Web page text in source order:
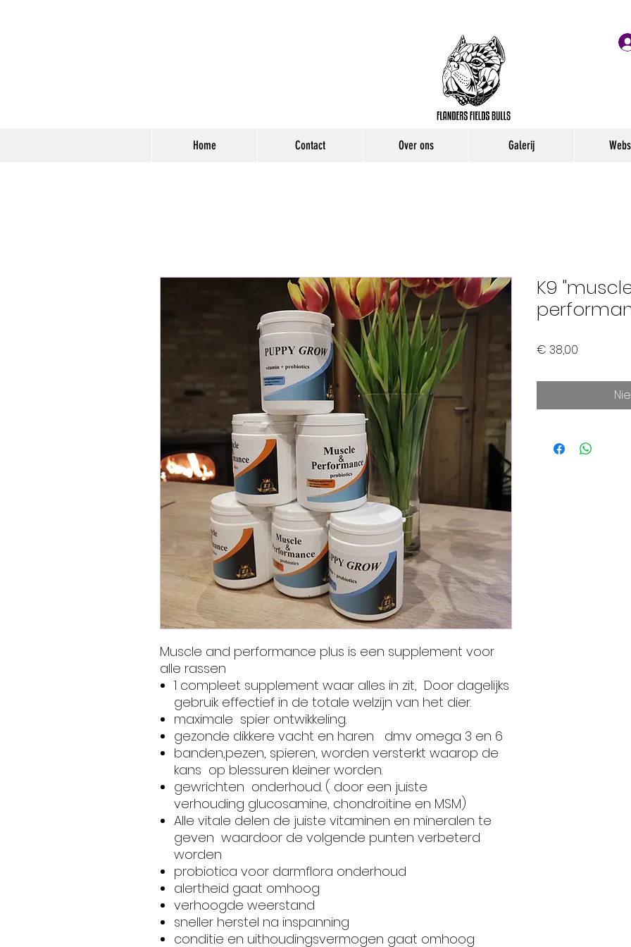
Home Contact Over ons Galerij
Muscle and performance plus is een supplement voor
alle rassen
1 compleet supplement waar alles in zit, Door dagelijks
gebruik effectief in de totale welzijn van het dier.
maximale spier ontwikkeling.
gezonde dikkere vacht en haren dmv omega 3 en 6
banden,pezen, spieren, worden versterkt waarop de
kans op blessuren kleiner worden.
gewrichten onderhoud. ( door een juiste
verhouding glucosamine, chondroitine en MSM)
Alle vitale delen de juiste vitaminen en mineralen te
geven waardoor de volgende punten verbeterd
worden
probiotica voor darmflora onderhoud
alertheid gaat omhoog
verhoogde weerstand
sneller herstel na inspanning
conditie en uithoudingsvermogen gaat omhoog
K9
€ 38,00